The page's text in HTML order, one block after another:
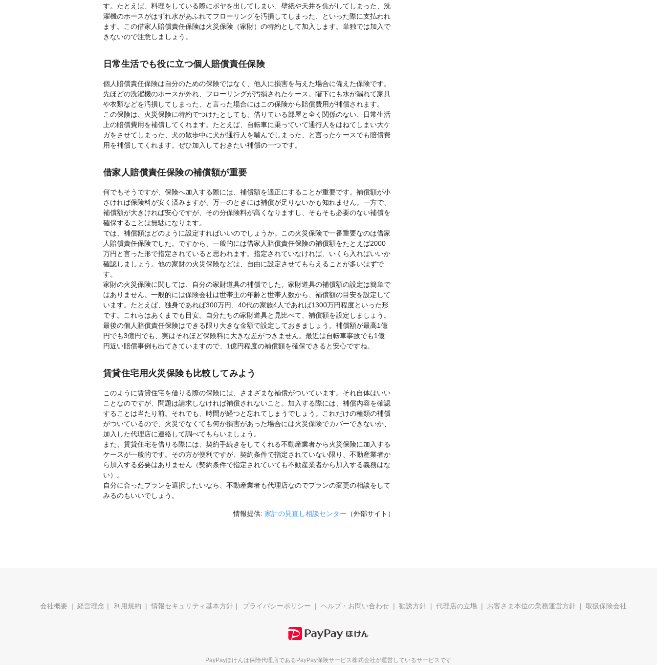
す。たとえば、料理をしている際にボヤを出してしまい、壁紙や天井を焦がしてしまった、洗
濯機のホースがはずれ水があふれてフローリングを汚損してしまった、といった際に支払われ
ます。この借家人賠償責任保険は火災保険（家財）の特約として加入します。単独では加入で
きないので注意しましょう。
日常生活でも役に立つ個人賠償責任保険
個人賠償責任保険は自分のための保険ではなく、他人に損害を与えた場合に備えた保険です。
先ほどの洗濯機のホースが外れ、フローリングが汚損されたケース。階下にも水が漏れて家具
や衣類などを汚損してしまった、と言った場合にはこの保険から賠償費用が補償されます。
この保険は、火災保険に特約でつけたとしても、借りている部屋と全く関係のない、日常生活
上の賠償費用を補償してくれます。たとえば、自転車に乗っていて通行人をはねてしまい大ケ
ガをさせてしまった、犬の散歩中に犬が通行人を噛んでしまった、と言ったケースでも賠償費
用を補償してくれます。ぜひ加入しておきたい補償の一つです。
借家人賠償責任保険の補償額が重要
何でもそうですが、保険へ加入する際には、補償額を適正にすることが重要です。補償額が小
さければ保険料が安く済みますが、万一のときには補償が足りないかも知れません。一方で、
補償額が大きければ安心ですが、その分保険料が高くなりますし、そもそも必要のない補償を
確保することは無駄になります。
では、補償額はどのように設定すればいいのでしょうか。この火災保険で一番重要なのは借家
人賠償責任保険でした。ですから、一般的には借家人賠償責任保険の補償額をたとえば2000
万円と言った形で指定されていると思われます。指定されていなければ、いくら入ればいいか
確認しましょう。他の家財の火災保険などは、自由に設定させてもらえることが多いはずで
す。
家財の火災保険に関しては、自分の家財道具の補償でした。家財道具の補償額の設定は簡単で
はありません。一般的には保険会社は世帯主の年齢と世帯人数から、補償額の目安を設定して
います。たとえば、独身であれば300万円、40代の家族4人であれば1300万円程度といった形
です。これらはあくまでも目安。自分たちの家財道具と見比べて、補償額を設定しましょう。
最後の個人賠償責任保険はできる限り大きな金額で設定しておきましょう。補償額が最高1億
円でも3億円でも、実はそれほど保険料に大きな差がつきません。最近は自転車事故でも1億
円近い賠償事例も出てきていますので、1億円程度の補償額を確保できると安心ですね。
賃貸住宅用火災保険も比較してみよう
このように賃貸住宅を借りる際の保険には、さまざまな補償がついています。それ自体はいい
ことなのですが、問題は請求しなければ補償されないこと。加入する際には、補償内容を確認
することは当たり前。それでも、時間が経つと忘れてしまうでしょう。これだけの種類の補償
がついているので、火災でなくても何か損害があった場合には火災保険でカバーできないか、
加入した代理店に連絡して調べてもらいましょう。
また、賃貸住宅を借りる際には、契約手続きをしてくれる不動産業者から火災保険に加入する
ケースが一般的です。その方が便利ですが、契約条件で指定されていない限り、不動産業者か
ら加入する必要はありません（契約条件で指定されていても不動産業者から加入する義務はな
い）。
自分に合ったプランを選択したいなら、不動産業者も代理店なのでプランの変更の相談をして
みるのもいいでしょう。
情報提供: 家計の見直し相談センター （外部サイト）
会社概要 経営理念 利用規約 情報セキュリティ基本方針 プライバシーポリシー ヘルプ・お問い合わせ 勧誘方針 代理店の立場 お客さま本位の業務運営方針 取扱保険会社
PayPayほけんは保険代理店である PayPay保険サービス株式会社が運営しているサービスです